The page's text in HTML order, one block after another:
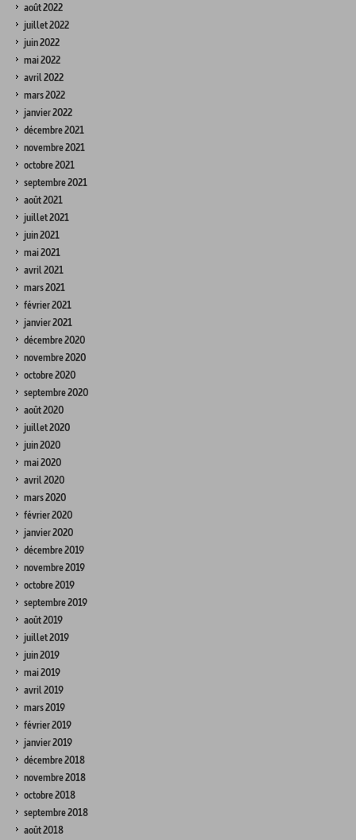
août 2022
juillet 2022
juin 2022
mai 2022
avril 2022
mars 2022
janvier 2022
décembre 2021
novembre 2021
octobre 2021
septembre 2021
août 2021
juillet 2021
juin 2021
mai 2021
avril 2021
mars 2021
février 2021
janvier 2021
décembre 2020
novembre 2020
octobre 2020
septembre 2020
août 2020
juillet 2020
juin 2020
mai 2020
avril 2020
mars 2020
février 2020
janvier 2020
décembre 2019
novembre 2019
octobre 2019
septembre 2019
août 2019
juillet 2019
juin 2019
mai 2019
avril 2019
mars 2019
février 2019
janvier 2019
décembre 2018
novembre 2018
octobre 2018
septembre 2018
août 2018